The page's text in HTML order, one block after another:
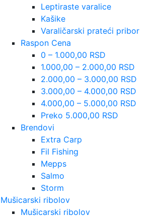
Leptiraste varalice
Kašike
Varaličarski prateći pribor
Raspon Cena
0 – 1.000,00 RSD
1.000,00 – 2.000,00 RSD
2.000,00 – 3.000,00 RSD
3.000,00 – 4.000,00 RSD
4.000,00 – 5.000,00 RSD
Preko 5.000,00 RSD
Brendovi
Extra Carp
Fil Fishing
Mepps
Salmo
Storm
Mušicarski ribolov
Mušicarski ribolov